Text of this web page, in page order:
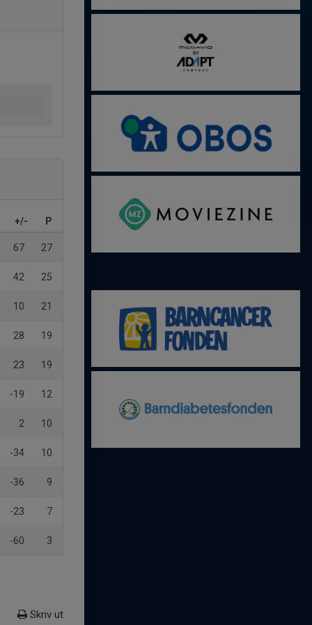
+/- P
67 27
42 25
10 21
28 19
23 19
-19 12
2 10
-34 10
-36 9
-23 7
-60 3
Skriv ut